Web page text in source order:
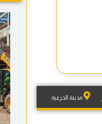
مدينة الدرعية